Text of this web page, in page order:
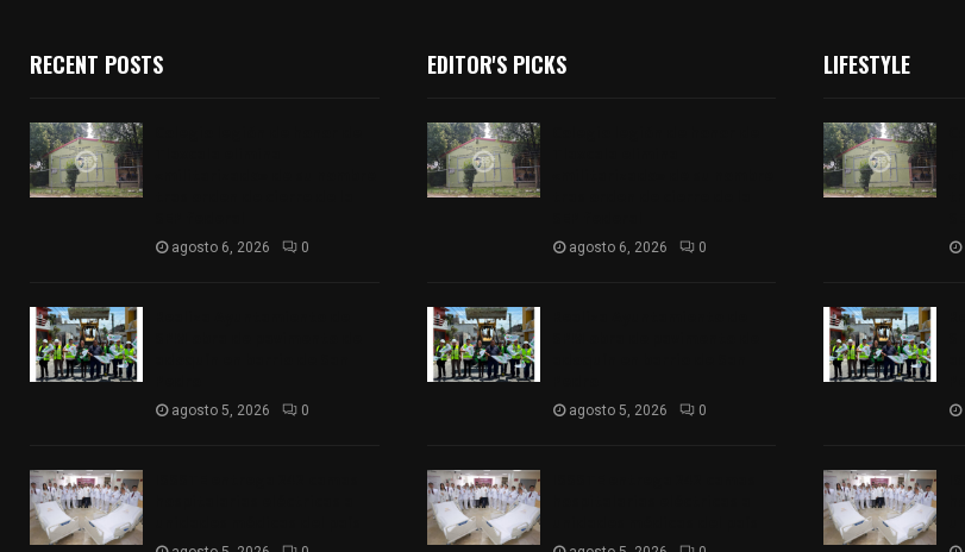
RECENT POSTS
agosto 6, 2026 0
agosto 5, 2026 0
EDITOR'S PICKS
agosto 6, 2026 0
agosto 5, 2026 0
LIFESTYLE